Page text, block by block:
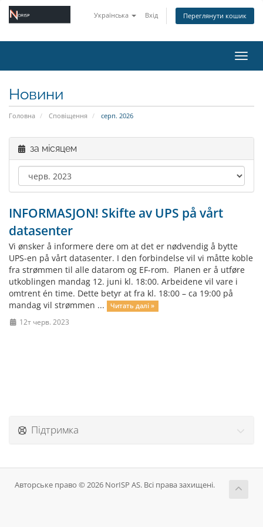
Українська Вхід Переглянути кошик
Новини
Головна Сповіщення серп. 2026
за місяцем
INFORMASJON! Skifte av UPS på vårt
datasenter
Vi ønsker å informere dere om at det er nødvendig å bytte
UPS-en på vårt datasenter. I den forbindelse vil vi måtte koble
fra strømmen til alle datarom og EF-rom. Planen er å utføre
utkoblingen mandag 12. juni kl. 18:00. Arbeidene vil vare i
omtrent én time. Dette betyr at fra kl. 18:00 – ca 19:00 på
mandag vil strømmen ...
Читать далі »
12т черв. 2023
Підтримка
Авторське право © 2026 NorISP AS. Всі права захищені.